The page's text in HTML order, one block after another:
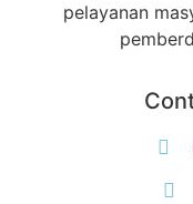
pelayanan